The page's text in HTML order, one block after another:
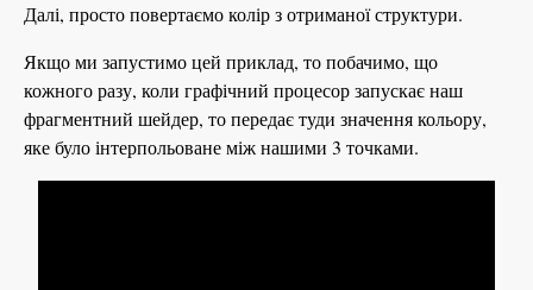
Далі, просто повертаємо колір з отриманої структури.
Якщо ми запустимо цей приклад, то побачимо, що
кожного разу, коли графічний процесор запускає наш
фрагментний шейдер, то передає туди значення кольору,
яке було інтерпольоване між нашими 3 точками.